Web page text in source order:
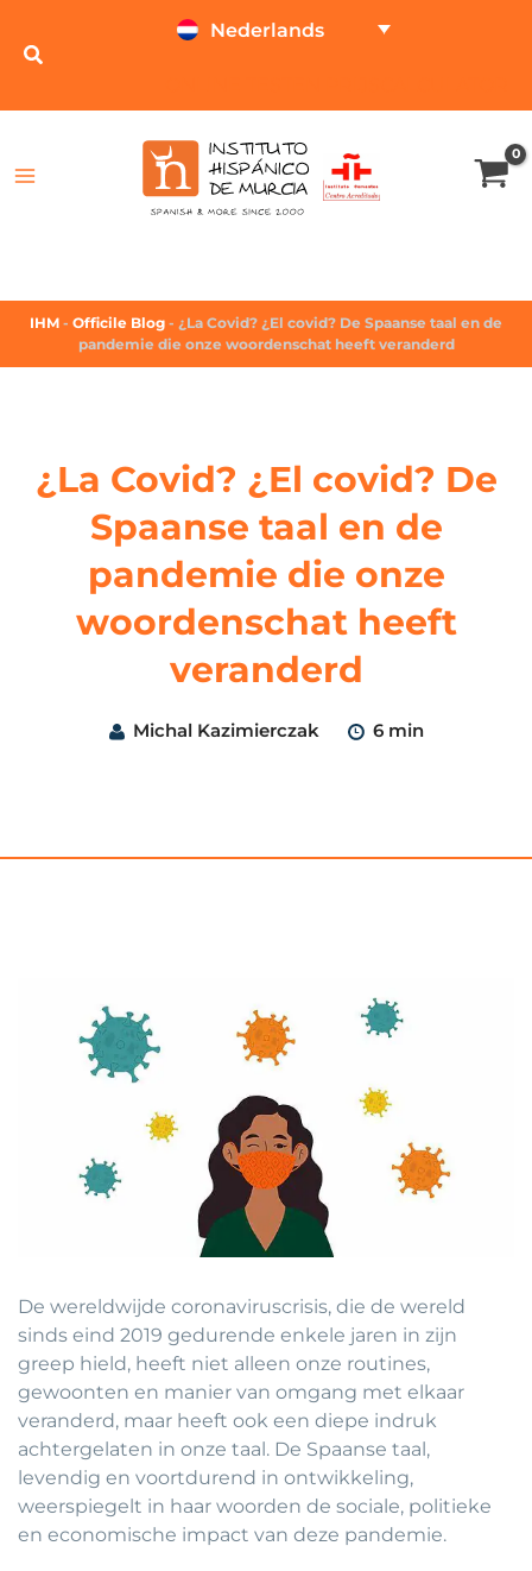
Nederlands
IHM - Officile Blog - ¿La Covid? ¿El covid? De Spaanse taal en de
pandemie die onze woordenschat heeft veranderd
¿La Covid? ¿El covid? De
Spaanse taal en de
pandemie die onze
woordenschat heeft
veranderd
Michal Kazimierczak 6 min
De wereldwijde coronaviruscrisis, die de wereld
sinds eind 2019 gedurende enkele jaren in zijn
greep hield, heeft niet alleen onze routines,
gewoonten en manier van omgang met elkaar
veranderd, maar heeft ook een diepe indruk
achtergelaten in onze taal. De Spaanse taal,
levendig en voortdurend in ontwikkeling,
weerspiegelt in haar woorden de sociale, politieke
en economische impact van deze pandemie.